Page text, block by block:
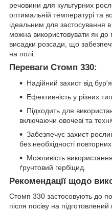
речовини для культурних
оптимальній температурі та
ідеальним для застосування
можна використовувати як до
висадки розсади, що
на полі.
Переваги Стомп 330:
Надійний захист від
Ефективність у різних
Підходить для
включаючи овочеві та
Забезпечує захист
без необхідності
Можливість
ґрунтовий гербіцид.
Рекомендації щодо
Стомп 330 застосовують до
після посіву на